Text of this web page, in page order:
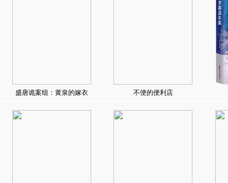
盛唐诡案组：黄泉的嫁衣 不便的便利店